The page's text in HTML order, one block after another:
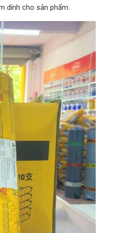
dính cho sản phẩm.